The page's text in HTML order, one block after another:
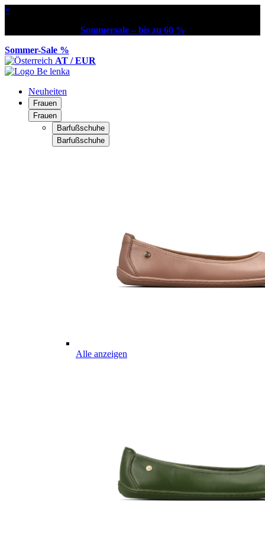
×
Sommersale – bis zu 60 %
Sommer-Sale %
AT / EUR
Neuheiten
Frauen
Frauen
Barfußschuhe
Barfußschuhe
Alle anzeigen